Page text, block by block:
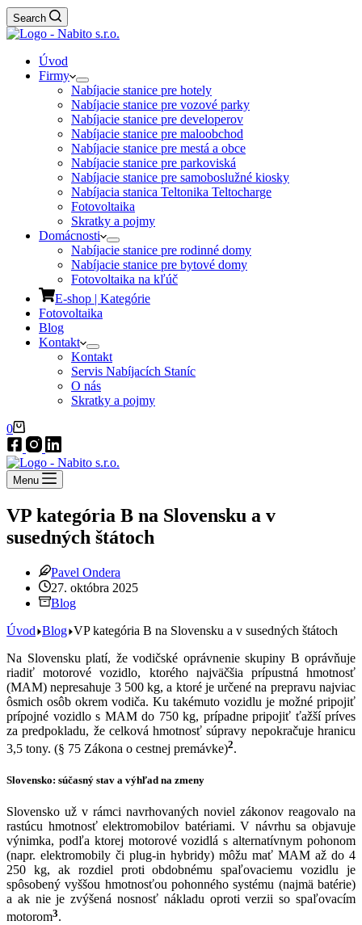
Search
Úvod
Firmy
Nabíjacie stanice pre hotely
Nabíjacie stanice pre vozové parky
Nabíjacie stanice pre developerov
Nabíjacie stanice pre maloobchod
Nabíjacie stanice pre mestá a obce
Nabíjacie stanice pre parkoviská
Nabíjacie stanice pre samoboslužné kiosky
Nabíjacia stanica Teltonika Teltocharge
Fotovoltaika
Skratky a pojmy
Domácnosti
Nabíjacie stanice pre rodinné domy
Nabíjacie stanice pre bytové domy
Fotovoltaika na kľúč
E-shop | Kategórie
Fotovoltaika
Blog
Kontakt
Kontakt
Servis Nabíjacích Staníc
O nás
Skratky a pojmy
Nákupný
košík
0
Menu
VP kategória B na Slovensku a v
susedných štátoch
Pavel Ondera
27. októbra 2025
Blog
Úvod Blog VP kategória B na Slovensku a v susedných štátoch
Na Slovensku platí, že vodičské oprávnenie skupiny B oprávňuje
riadiť motorové vozidlo, ktorého najväčšia prípustná hmotnosť
(MAM) nepresahuje 3 500 kg, a ktoré je určené na prepravu najviac
ôsmich osôb okrem vodiča. Ku takémuto vozidlu je možné pripojiť
prípojné vozidlo s MAM do 750 kg, prípadne pripojiť ťažší príves
za predpokladu, že celková hmotnosť súpravy nepokračuje hranicu
3,5 tony. (§ 75 Zákona o cestnej premávke)2.
Slovensko: súčasný stav a výhľad na zmeny
Slovensko už v rámci navrhovaných noviel zákonov reagovalo na
rastúcu hmotnosť elektromobilov batériami. V návrhu sa objavuje
výnimka, podľa ktorej motorové vozidlá s alternatívnym pohonom
(napr. elektromobily či plug-in hybridy) môžu mať MAM až do 4
250 kg, ak rozdiel proti obdobnému spaľovaciemu vozidlu je
spôsobený vyššou hmotnosťou pohonného systému (najmä batérie)
a ak nie je zvýšená nosnosť nákladu oproti verzii so spaľovacím
motorom3.